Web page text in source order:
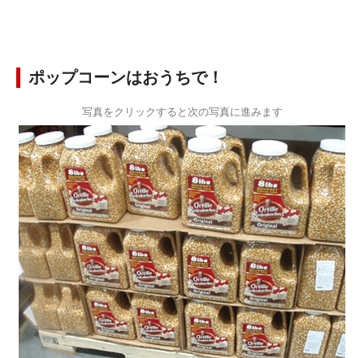
ポップコーンはおうちで！
写真をクリックすると次の写真に進みます